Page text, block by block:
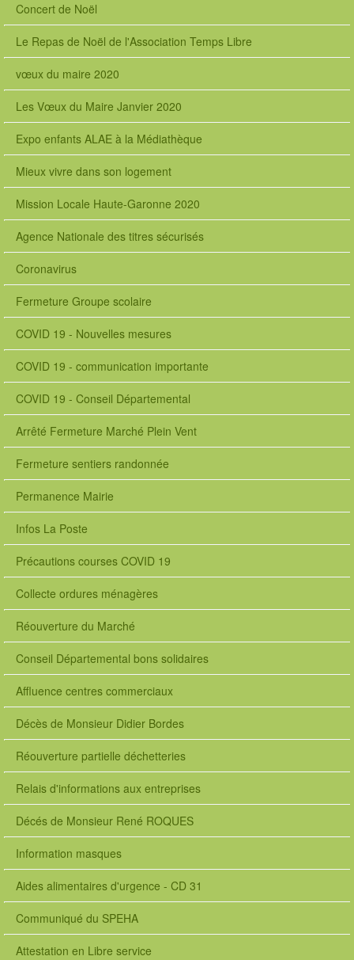
Concert de Noël
Le Repas de Noël de l'Association Temps Libre
vœux du maire 2020
Les Vœux du Maire Janvier 2020
Expo enfants ALAE à la Médiathèque
Mieux vivre dans son logement
Mission Locale Haute-Garonne 2020
Agence Nationale des titres sécurisés
Coronavirus
Fermeture Groupe scolaire
COVID 19 - Nouvelles mesures
COVID 19 - communication importante
COVID 19 - Conseil Départemental
Arrêté Fermeture Marché Plein Vent
Fermeture sentiers randonnée
Permanence Mairie
Infos La Poste
Précautions courses COVID 19
Collecte ordures ménagères
Réouverture du Marché
Conseil Départemental bons solidaires
Affluence centres commerciaux
Décès de Monsieur Didier Bordes
Réouverture partielle déchetteries
Relais d'informations aux entreprises
Décés de Monsieur René ROQUES
Information masques
Aides alimentaires d'urgence - CD 31
Communiqué du SPEHA
Attestation en Libre service